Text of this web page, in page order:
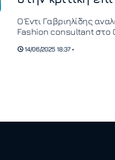
O Έντι Γαβριηλίδης
Fashion consultant στο
14/06/2025 18:37 •